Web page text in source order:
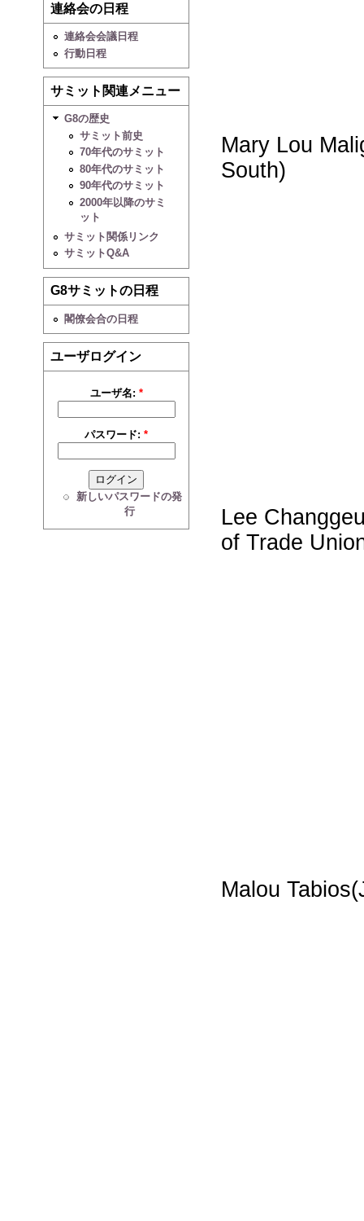
連絡会の日程
連絡会会議日程
行動日程
サミット関連メニュー
G8の歴史
サミット前史
70年代のサミット
80年代のサミット
90年代のサミット
2000年以降のサミ
ット
サミット関係リンク
サミットQ&A
G8サミットの日程
閣僚会合の日程
ユーザログイン
ユーザ名: *
パスワード:*
新しいパスワードの発
行
Mary Lou
South)
Lee
of Trade
Malou